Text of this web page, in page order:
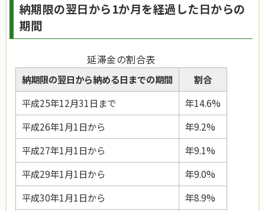
納期限の翌日から1か月を経過した日からの
期間
納期限の翌日から納める日までの期間 割合
延滞金の割合表
平成25年12月31日まで
年14.6%
平成26年1月1日から
年9.2%
平成27年1月1日から
年9.1%
平成29年1月1日から
年9.0%
平成30年1月1日から
年8.9%